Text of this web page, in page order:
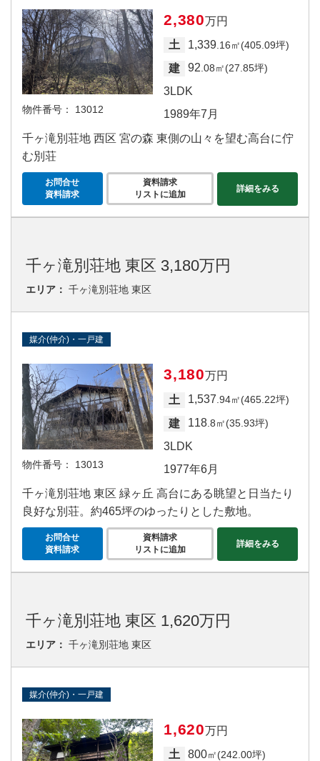
物件番号： 13012
2,380万円
土
1,339 .16㎡(405.09坪)
建 92.08㎡(27.85坪)
3LDK
1989年7月
千ヶ滝別荘地 西区 宮の森 東側の山々を望む高台に佇
む別荘
お問合せ
資料請求
資料請求
リストに追加
詳細をみる
千ヶ滝別荘地 東区 3,180万円
エリア： 千ヶ滝別荘地 東区
媒介(仲介)・一戸建
物件番号： 13013
3,180万円
土
1,537 .94㎡(465.22坪)
建 118 .8㎡(35.93坪)
3LDK
1977年6月
千ヶ滝別荘地 東区 緑ヶ丘 高台にある眺望と日当たり
良好な別荘。約465坪のゆったりとした敷地。
お問合せ
資料請求
資料請求
リストに追加
詳細をみる
千ヶ滝別荘地 東区 1,620万円
エリア： 千ヶ滝別荘地 東区
媒介(仲介)・一戸建
1,620万円
土
800㎡(242.00坪)